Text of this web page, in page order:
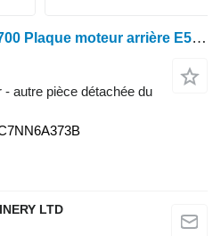
Ford 6610, 4600, 4000, 7700 Plaque moteur arrière E5nn6a373ab, 83956975, E5NN6A373AB pour tracteur à roues 6610
autre pièce détachée du
LTD